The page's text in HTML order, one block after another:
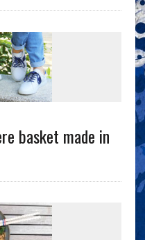
basket made in